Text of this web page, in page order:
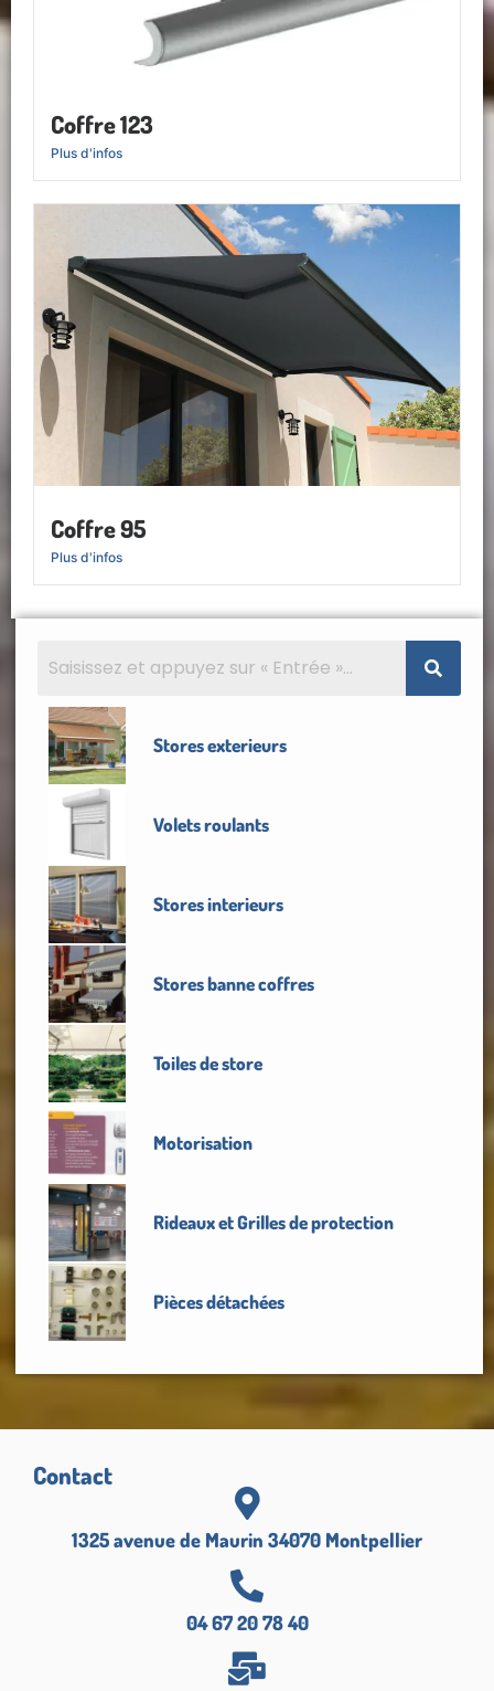
Coffre 123
Plus d'infos
Coffre 95
Plus d'infos
Stores exterieurs
Volets roulants
Stores interieurs
Stores banne coffres
Toiles de store
Motorisation
Rideaux et Grilles de protection
Pièces détachées
Contact
1325 avenue de Maurin 34070 Montpellier
04 67 20 78 40